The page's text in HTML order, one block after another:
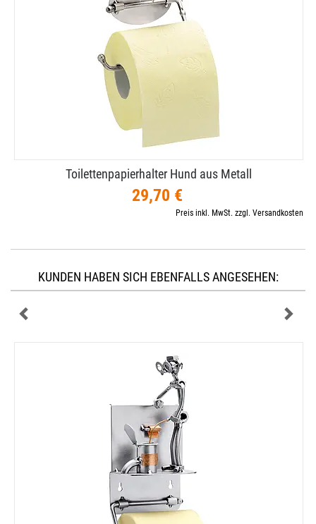
Toilettenpapierhalter Hund aus Metall
29,70 €
Preis inkl. MwSt. zzgl. Versandkosten
KUNDEN HABEN SICH EBENFALLS ANGESEHEN: